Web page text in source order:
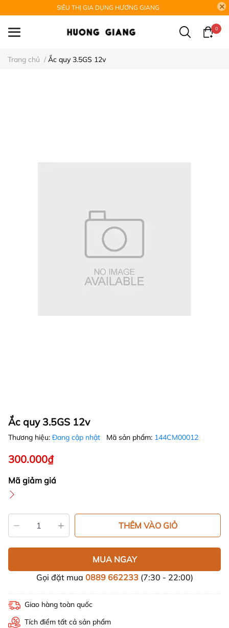
SIÊU THỊ GIA DỤNG HƯƠNG GIANG
0
Trang chủ / Ắc quy 3.5GS 12v
Ắc quy 3.5GS 12v
Thương hiệu: Đang cập nhật Mã sản phẩm: 144CM00012
300.000₫
Mã giảm giá
THÊM VÀO GIỎ
MUA NGAY
Gọi đặt mua 0889 662233(7:30 - 22:00)
Giao hàng toàn quốc
Tích điểm tất cả sản phẩm